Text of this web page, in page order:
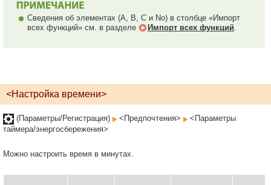
Сведения об элементах (A, B, C и No) в столбце «Импорт
всех функций» см. в разделе
Импорт всех функций.
<Настройка времени>
(Параметры/Регистрация) <Предпочтения>
<Параметры
таймера/энергосбережения>
Можно настроить время в минутах.